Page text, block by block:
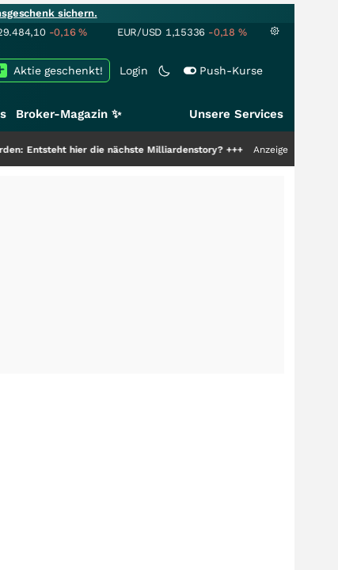
sichern.
-0,16% EUR/USD 1,15336 -0,18 %
Login Push-Kurse
Aktie geschenkt!
Broker-Magazin ✨ Unsere Services
hier die nächste Milliardenstory?+++ Anzeige